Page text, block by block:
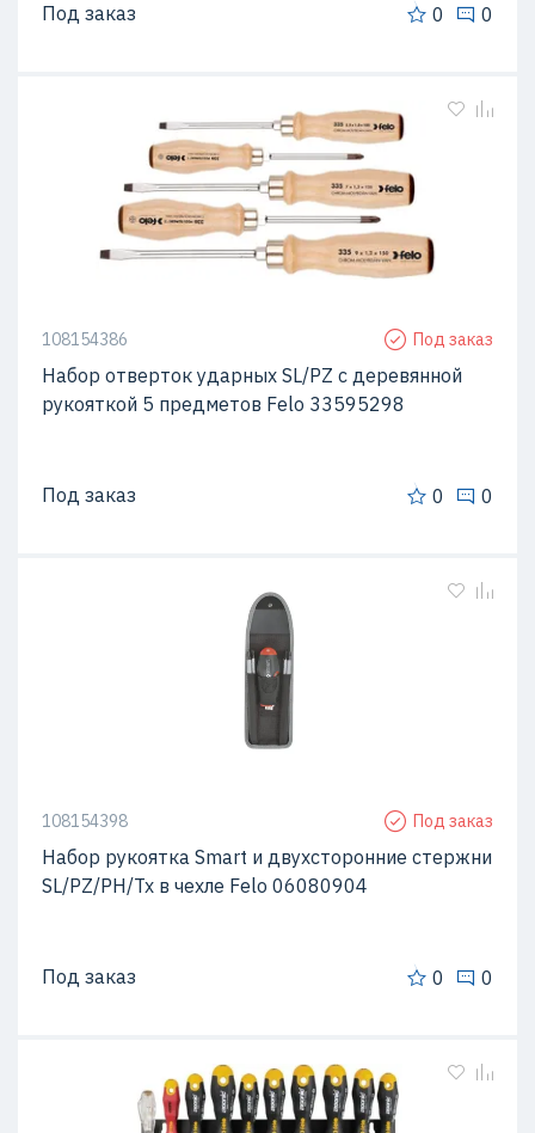
Под заказ 0 0
108154386 Под заказ
Набор отверток ударных SL/PZ с деревянной
рукояткой 5 предметов Felo 33595298
Под заказ 0 0
108154398 Под заказ
Набор рукоятка Smart и двухсторонние стержни
SL/PZ/PH/Tx в чехле Felo 06080904
Под заказ 0 0